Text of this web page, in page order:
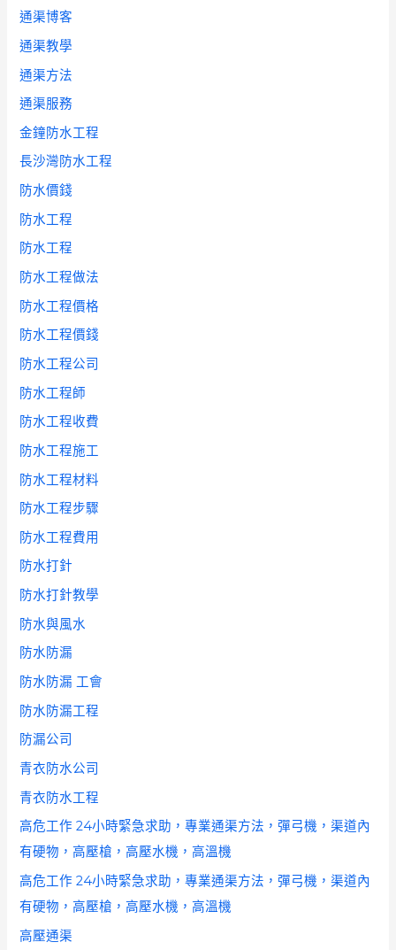
通渠博客
通渠教學
通渠方法
通渠服務
金鐘防水工程
長沙灣防水工程
防水價錢
防水工程
防水工程
防水工程做法
防水工程價格
防水工程價錢
防水工程公司
防水工程師
防水工程收費
防水工程施工
防水工程材料
防水工程步驟
防水工程費用
防水打針
防水打針教學
防水與風水
防水防漏
防水防漏 工會
防水防漏工程
防漏公司
青衣防水公司
青衣防水工程
高危工作 24小時緊急求助，專業通渠方法，彈弓機，渠道內
有硬物，高壓槍，高壓水機，高溫機
高危工作 24小時緊急求助，專業通渠方法，彈弓機，渠道內
有硬物，高壓槍，高壓水機，高溫機
高壓通渠